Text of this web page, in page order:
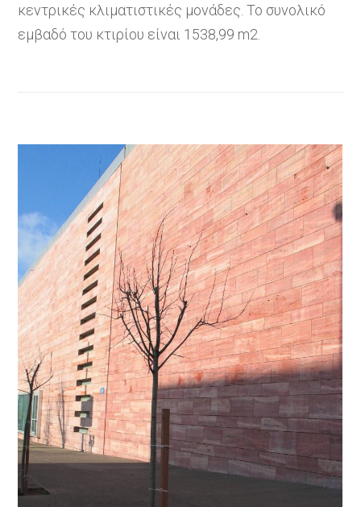
κεντρικές κλιματιστικές μονάδες. Το συνολικό
εμβαδό του κτιρίου είναι 1538,99 m2.